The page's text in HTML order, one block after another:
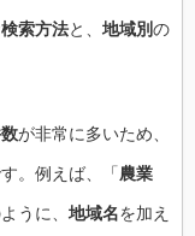
検索方法と、 地域別の
が非常に多いため、
。例えば、「農業
うに、 地域名を加え